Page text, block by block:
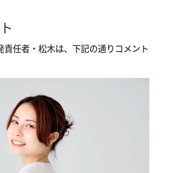
責任者・松木は、下記の通りコメント